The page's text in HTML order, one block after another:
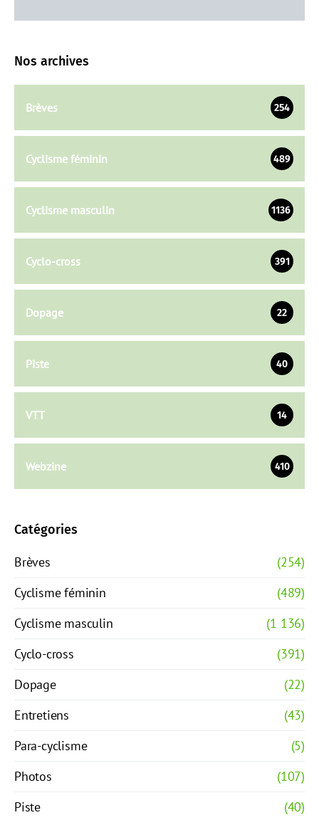
Nos archives
Brèves 254
Cyclisme féminin 489
Cyclisme masculin 1136
Cyclo-cross 391
Dopage 22
Piste 40
VTT 14
Webzine 410
Catégories
Brèves
(254)
Cyclisme féminin
(489)
Cyclisme masculin
(1 136)
Cyclo-cross
(391)
Dopage
(22)
Entretiens
(43)
Para-cyclisme
(5)
Photos
(107)
Piste
(40)